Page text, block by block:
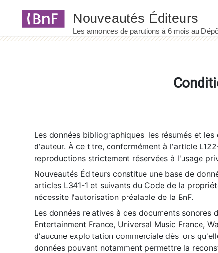
Les données bibliographiques, les résumés et
d'auteur. À ce titre, conformément à l'article
reproductions strictement réservées à l'usage
Nouveautés Éditeurs constitue une base de
articles L341-1 et suivants du Code de la
nécessite l'autorisation préalable de la BnF.
Les données relatives à des documents sonores
Entertainment France, Universal Music France,
d'aucune exploitation commerciale dès lors
données pouvant notamment permettre la